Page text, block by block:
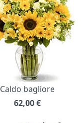
Caldo bagliore
62,00€